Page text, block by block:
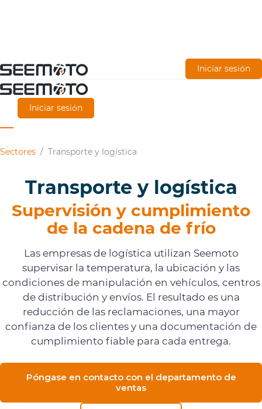
Ir
al
contenido
principal
Iniciar sesión
Iniciar sesión
Sectores / Transporte y logística
Transporte y logística
Supervisión y cumplimiento
de la cadena de frío
Las empresas de logística utilizan Seemoto
supervisar la temperatura, la ubicación y las
condiciones de manipulación en vehículos, centros
de distribución y envíos. El resultado es una
reducción de las reclamaciones, una mayor
confianza de los clientes y una documentación de
cumplimiento fiable para cada entrega.
Póngase en contacto con el departamento de
ventas